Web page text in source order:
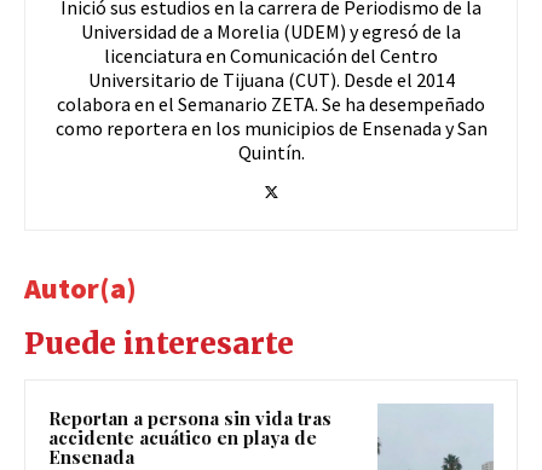
Inició sus estudios en la carrera de Periodismo de la
Universidad de a Morelia (UDEM) y egresó de la
licenciatura en Comunicación del Centro
Universitario de Tijuana (CUT). Desde el 2014
colabora en el Semanario ZETA. Se ha desempeñado
como reportera en los municipios de Ensenada y San
Quintín.
Autor(a)
Puede interesarte
Reportan a persona sin vida tras
accidente acuático en playa de
Ensenada